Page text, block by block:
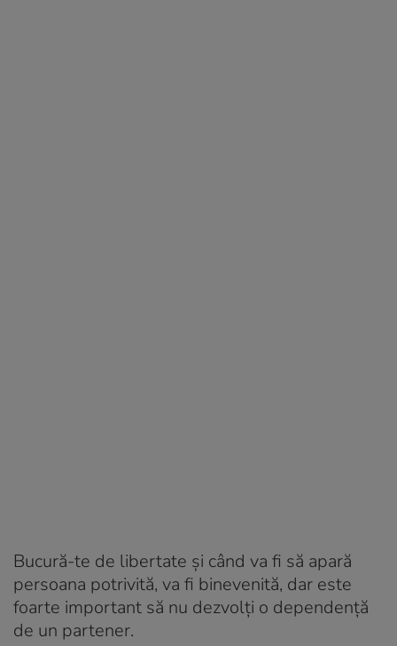
Bucură-te de libertate și când va fi să apară
persoana potrivită, va fi binevenită, dar este
foarte important să nu dezvolți o dependență
de un partener.